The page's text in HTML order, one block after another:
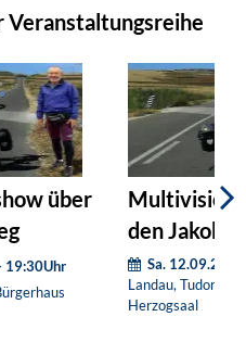
Veranstaltungsreihe
über
19:30Uhr
den
Sa.
Landau, Tudors
Herzogsaal